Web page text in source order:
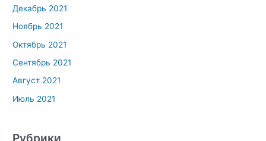
Декабрь 2021
Ноябрь 2021
Октябрь 2021
Сентябрь 2021
Август 2021
Июль 2021
Рубрики